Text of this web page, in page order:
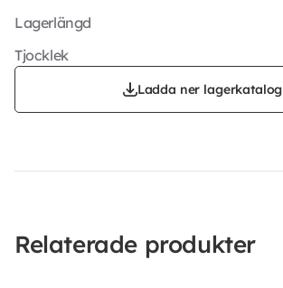
Lagerlängd
Tjocklek
Ladda ner lagerkatalog
Relaterade produkter